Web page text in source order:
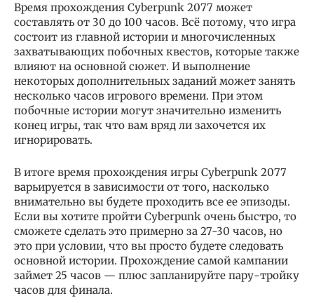
Время прохождения Cyberpunk 2077 может
составлять от 30 до 100 часов. Всё потому, что игра
состоит из главной истории и многочисленных
захватывающих побочных квестов, которые также
влияют на основной сюжет. И выполнение
некоторых дополнительных заданий может занять
несколько часов игрового времени. При этом
побочные истории могут значительно изменить
конец игры, так что вам вряд ли захочется их
игнорировать.
В итоге время прохождения игры Cyberpunk 2077
варьируется в зависимости от того, насколько
внимательно вы будете проходить все ее эпизоды.
Если вы хотите пройти Cyberpunk очень быстро, то
сможете сделать это примерно за 27-30 часов, но
это при условии, что вы просто будете следовать
основной истории. Прохождение самой кампании
займет 25 часов — плюс запланируйте пару-тройку
часов для финала.